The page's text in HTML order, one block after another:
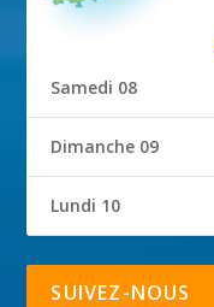
Samedi 08
Dimanche 09
Lundi 10
SUIVEZ-NOUS